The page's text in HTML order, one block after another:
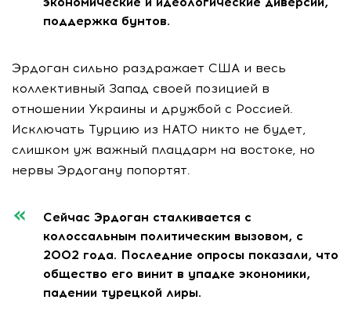
поддержка бунтов.
Эрдоган сильно раздражает США и весь
коллективный Запад своей позицией в
отношении Украины и дружбой с Россией.
Исключать Турцию из НАТО никто не будет,
слишком уж важный плацдарм на востоке, но
нервы Эрдогану попортят.
Сейчас Эрдоган сталкивается с
колоссальным политическим вызовом, с
2002 года. Последние опросы показали, что
общество его винит в упадке экономики,
падении турецкой лиры.